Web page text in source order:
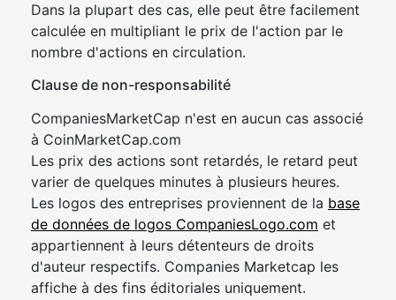
Dans la plupart des cas, elle peut être facilement
calculée en multipliant le prix de l'action par le
nombre d'actions en circulation.
Clause de non-responsabilité
CompaniesMarketCap n'est en aucun cas associé
à CoinMarketCap.com
Les prix des actions sont retardés, le retard peut
varier de quelques minutes à plusieurs heures.
Les logos des entreprises proviennent de la base
de données de logos CompaniesLogo.com et
appartiennent à leurs détenteurs de droits
d'auteur respectifs. Companies Marketcap les
affiche à des fins éditoriales uniquement.